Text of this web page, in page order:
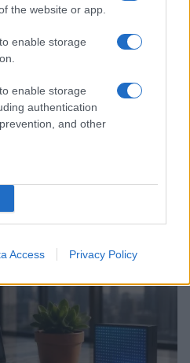
the website or app.
enable storage
enable storage
authentication
and other
Access Privacy Policy